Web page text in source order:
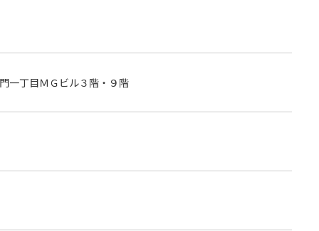
一丁目ＭＧビル３階・９階